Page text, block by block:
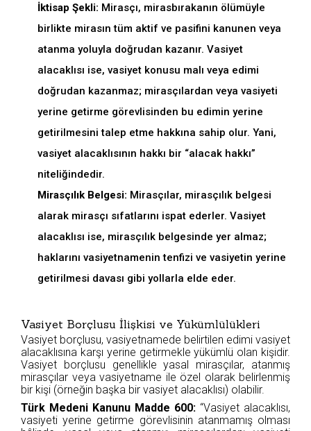
İktisap Şekli: Mirasçı, mirasbırakanın ölümüyle
birlikte mirasın tüm aktif ve pasifini kanunen veya
atanma yoluyla doğrudan kazanır. Vasiyet
alacaklısı ise, vasiyet konusu malı veya edimi
doğrudan kazanmaz; mirasçılardan veya vasiyeti
yerine getirme görevlisinden bu edimin yerine
getirilmesini talep etme hakkına sahip olur. Yani,
vasiyet alacaklısının hakkı bir “alacak hakkı”
niteliğindedir.
Mirasçılık Belgesi: Mirasçılar, mirasçılık belgesi
alarak mirasçı sıfatlarını ispat ederler. Vasiyet
alacaklısı ise, mirasçılık belgesinde yer almaz;
haklarını vasiyetnamenin tenfizi ve vasiyetin yerine
getirilmesi davası gibi yollarla elde eder.
Vasiyet Borçlusu İlişkisi ve Yükümlülükleri
Vasiyet borçlusu, vasiyetnamede belirtilen edimi vasiyet
alacaklısına karşı yerine getirmekle yükümlü olan kişidir.
Vasiyet borçlusu genellikle yasal mirasçılar, atanmış
mirasçılar veya vasiyetname ile özel olarak belirlenmiş
bir kişi (örneğin başka bir vasiyet alacaklısı) olabilir.
Türk Medeni Kanunu Madde 600: “Vasiyet alacaklısı,
vasiyeti yerine getirme görevlisinin atanmamış olması